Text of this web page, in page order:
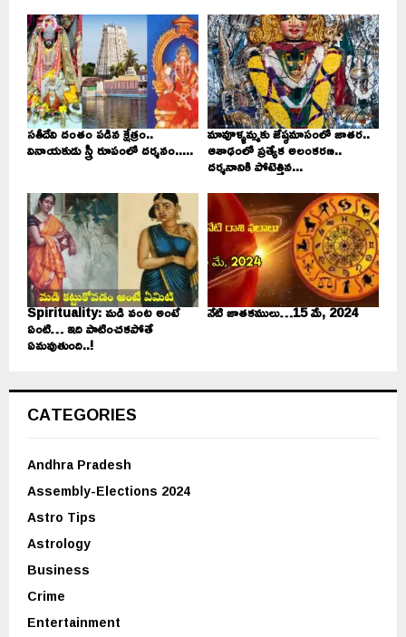
సతీదేవి దంతం పడిన క్షేత్రం..
వినాయకుడు స్త్రీ రూపంలో దర్శనం.....
మావూళ్ళమ్మకు జేష్ఠమాసంలో జాతర..
ఆశాఢంలో ప్రత్యేక అలంకరణ..
దర్శనానికి పోటెత్తిన...
Spirituality: మడి వంట అంటే
ఏంటి… ఇది పాటించకపోతే
ఏమవుతుంది..!
నేటి జాతకములు…15 మే, 2024
CATEGORIES
Andhra Pradesh
Assembly-Elections 2024
Astro Tips
Astrology
Business
Crime
Entertainment